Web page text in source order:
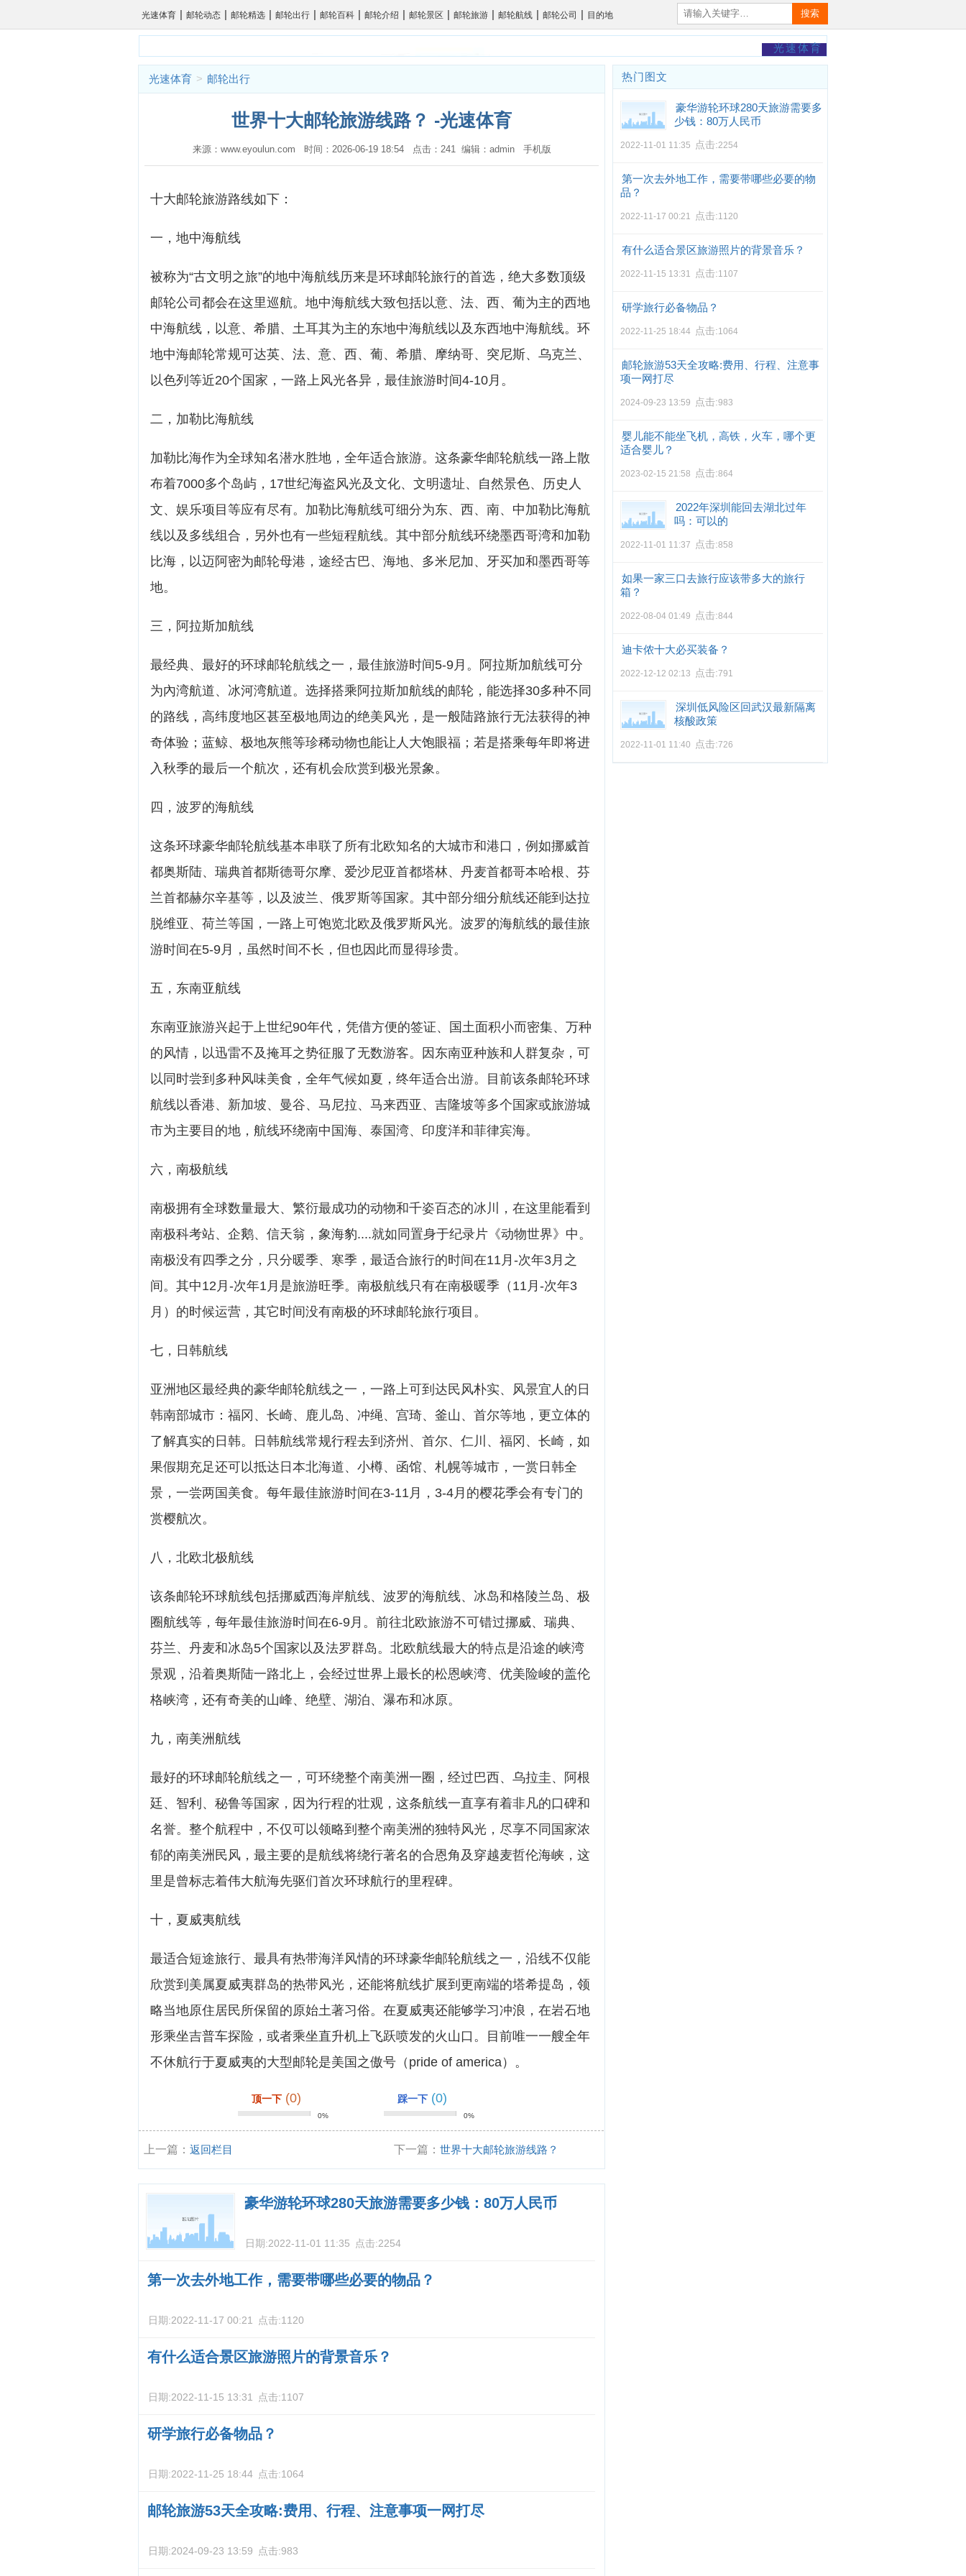
光速体育 | 邮轮动态 | 邮轮精选 | 邮轮出行 | 邮轮百科 | 邮轮介绍 | 邮轮景区 | 邮轮旅游 | 邮轮航线 | 邮轮公司 | 目的地 搜索
光速体育
光速体育 > 邮轮出行
世界十大邮轮旅游线路？ -光速体育
来源：www.eyoulun.com 时间：2026-06-19 18:54 点击：241 编辑：admin 手机版
十大邮轮旅游路线如下：
一，地中海航线
被称为“古文明之旅”的地中海航线历来是环球邮轮旅行的首选，绝大多数顶级
邮轮公司都会在这里巡航。地中海航线大致包括以意、法、西、葡为主的西地
中海航线，以意、希腊、土耳其为主的东地中海航线以及东西地中海航线。环
地中海邮轮常规可达英、法、意、西、葡、希腊、摩纳哥、突尼斯、乌克兰、
以色列等近20个国家，一路上风光各异，最佳旅游时间4-10月。
二，加勒比海航线
加勒比海作为全球知名潜水胜地，全年适合旅游。这条豪华邮轮航线一路上散
布着7000多个岛屿，17世纪海盗风光及文化、文明遗址、自然景色、历史人
文、娱乐项目等应有尽有。加勒比海航线可细分为东、西、南、中加勒比海航
线以及多线组合，另外也有一些短程航线。其中部分航线环绕墨西哥湾和加勒
比海，以迈阿密为邮轮母港，途经古巴、海地、多米尼加、牙买加和墨西哥等
地。
三，阿拉斯加航线
最经典、最好的环球邮轮航线之一，最佳旅游时间5-9月。阿拉斯加航线可分
为內湾航道、冰河湾航道。选择搭乘阿拉斯加航线的邮轮，能选择30多种不同
的路线，高纬度地区甚至极地周边的绝美风光，是一般陆路旅行无法获得的神
奇体验；蓝鲸、极地灰熊等珍稀动物也能让人大饱眼福；若是搭乘每年即将进
入秋季的最后一个航次，还有机会欣赏到极光景象。
四，波罗的海航线
这条环球豪华邮轮航线基本串联了所有北欧知名的大城市和港口，例如挪威首
都奥斯陆、瑞典首都斯德哥尔摩、爱沙尼亚首都塔林、丹麦首都哥本哈根、芬
兰首都赫尔辛基等，以及波兰、俄罗斯等国家。其中部分细分航线还能到达拉
脱维亚、荷兰等国，一路上可饱览北欧及俄罗斯风光。波罗的海航线的最佳旅
游时间在5-9月，虽然时间不长，但也因此而显得珍贵。
五，东南亚航线
东南亚旅游兴起于上世纪90年代，凭借方便的签证、国土面积小而密集、万种
的风情，以迅雷不及掩耳之势征服了无数游客。因东南亚种族和人群复杂，可
以同时尝到多种风味美食，全年气候如夏，终年适合出游。目前该条邮轮环球
航线以香港、新加坡、曼谷、马尼拉、马来西亚、吉隆坡等多个国家或旅游城
市为主要目的地，航线环绕南中国海、泰国湾、印度洋和菲律宾海。
六，南极航线
南极拥有全球数量最大、繁衍最成功的动物和千姿百态的冰川，在这里能看到
南极科考站、企鹅、信天翁，象海豹....就如同置身于纪录片《动物世界》中。
南极没有四季之分，只分暖季、寒季，最适合旅行的时间在11月-次年3月之
间。其中12月-次年1月是旅游旺季。南极航线只有在南极暖季（11月-次年3
月）的时候运营，其它时间没有南极的环球邮轮旅行项目。
七，日韩航线
亚洲地区最经典的豪华邮轮航线之一，一路上可到达民风朴实、风景宜人的日
韩南部城市：福冈、长崎、鹿儿岛、冲绳、宫琦、釜山、首尔等地，更立体的
了解真实的日韩。日韩航线常规行程去到济州、首尔、仁川、福冈、长崎，如
果假期充足还可以抵达日本北海道、小樽、函馆、札幌等城市，一赏日韩全
景，一尝两国美食。每年最佳旅游时间在3-11月，3-4月的樱花季会有专门的
赏樱航次。
八，北欧北极航线
该条邮轮环球航线包括挪威西海岸航线、波罗的海航线、冰岛和格陵兰岛、极
圈航线等，每年最佳旅游时间在6-9月。前往北欧旅游不可错过挪威、瑞典、
芬兰、丹麦和冰岛5个国家以及法罗群岛。北欧航线最大的特点是沿途的峡湾
景观，沿着奥斯陆一路北上，会经过世界上最长的松恩峡湾、优美险峻的盖伦
格峡湾，还有奇美的山峰、绝壁、湖泊、瀑布和冰原。
九，南美洲航线
最好的环球邮轮航线之一，可环绕整个南美洲一圈，经过巴西、乌拉圭、阿根
廷、智利、秘鲁等国家，因为行程的壮观，这条航线一直享有着非凡的口碑和
名誉。整个航程中，不仅可以领略到整个南美洲的独特风光，尽享不同国家浓
郁的南美洲民风，最主要的是航线将绕行著名的合恩角及穿越麦哲伦海峡，这
里是曾标志着伟大航海先驱们首次环球航行的里程碑。
十，夏威夷航线
最适合短途旅行、最具有热带海洋风情的环球豪华邮轮航线之一，沿线不仅能
欣赏到美属夏威夷群岛的热带风光，还能将航线扩展到更南端的塔希提岛，领
略当地原住居民所保留的原始土著习俗。在夏威夷还能够学习冲浪，在岩石地
形乘坐吉普车探险，或者乘坐直升机上飞跃喷发的火山口。目前唯一一艘全年
不休航行于夏威夷的大型邮轮是美国之傲号（pride of america）。
顶一下 (0)
0%
踩一下 (0)
0%
上一篇： 返回栏目 下一篇：世界十大邮轮旅游线路？
豪华游轮环球280天旅游需要多少钱：80万人民币
日期:2022-11-01 11:35 点击:2254
第一次去外地工作，需要带哪些必要的物品？
日期:2022-11-17 00:21 点击:1120
有什么适合景区旅游照片的背景音乐？
日期:2022-11-15 13:31 点击:1107
研学旅行必备物品？
日期:2022-11-25 18:44 点击:1064
邮轮旅游53天全攻略:费用、行程、注意事项一网打尽
日期:2024-09-23 13:59 点击:983
热门图文
豪华游轮环球280天旅游需要多
少钱：80万人民币
2022-11-01 11:35 点击:2254
第一次去外地工作，需要带哪些必要的物
品？
2022-11-17 00:21 点击:1120
有什么适合景区旅游照片的背景音乐？
2022-11-15 13:31 点击:1107
研学旅行必备物品？
2022-11-25 18:44 点击:1064
邮轮旅游53天全攻略:费用、行程、注意事
项一网打尽
2024-09-23 13:59 点击:983
婴儿能不能坐飞机，高铁，火车，哪个更
适合婴儿？
2023-02-15 21:58 点击:864
2022年深圳能回去湖北过年
吗：可以的
2022-11-01 11:37 点击:858
如果一家三口去旅行应该带多大的旅行
箱？
2022-08-04 01:49 点击:844
迪卡侬十大必买装备？
2022-12-12 02:13 点击:791
深圳低风险区回武汉最新隔离
核酸政策
2022-11-01 11:40 点击:726